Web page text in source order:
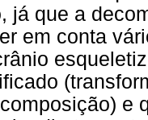
já que a
em conta
e